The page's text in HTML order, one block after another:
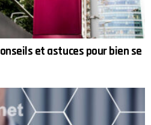
et astuces pour bien se